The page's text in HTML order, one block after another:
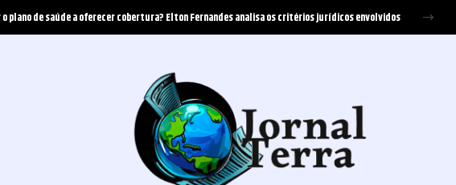
plano de saúde a oferecer cobertura? Elton Fernandes analisa os critérios jurídicos envolvidos